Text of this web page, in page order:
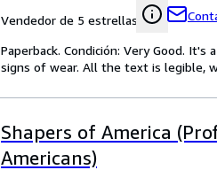
Vendedor de 5 estrellas
Paperback. Condición: Very Good.
signs of wear. All the text is legible,
Shapers of America
Americans)